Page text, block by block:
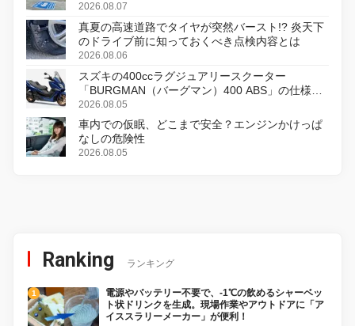
2026.08.07
真夏の高速道路でタイヤが突然バースト!? 炎天下
のドライブ前に知っておくべき点検内容とは
2026.08.06
スズキの400ccラグジュアリースクーター
「BURGMAN（バーグマン）400 ABS」の仕様を
変更し、8月18日に発売
2026.08.05
車内での仮眠、どこまで安全？エンジンかけっぱ
なしの危険性
2026.08.05
Ranking ランキング
電源やバッテリー不要で、-1℃の飲めるシャーベッ
ト状ドリンクを生成。現場作業やアウトドアに「ア
イススラリーメーカー」が便利！